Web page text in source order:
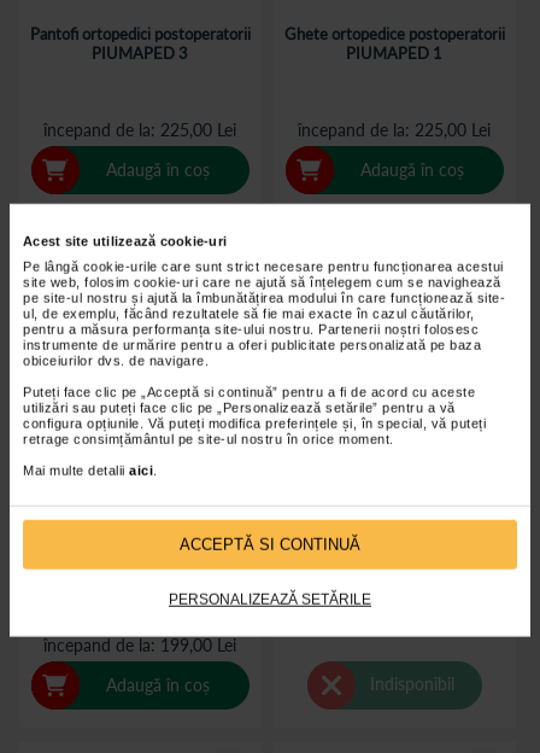
Acest site utilizează cookie-uri
Pe lângă cookie-urile care sunt strict necesare pentru funcționarea acestui
site web, folosim cookie-uri care ne ajută să înțelegem cum se navighează
pe site-ul nostru și ajută la îmbunătățirea modului în care funcționează site-
ul, de exemplu, făcând rezultatele să fie mai exacte în cazul căutărilor,
pentru a măsura performanța site-ului nostru. Partenerii noștri folosesc
instrumente de urmărire pentru a oferi publicitate personalizată pe baza
obiceiurilor dvs. de navigare.
Puteți face clic pe „Acceptă si continuă” pentru a fi de acord cu aceste
utilizări sau puteți face clic pe „Personalizează setările” pentru a vă
configura opțiunile. Vă puteți modifica preferințele și, în special, vă puteți
retrage consimțământul pe site-ul nostru în orice moment.
Mai multe detalii aici
ACCEPTĂ SI CONTINUĂ
PERSONALIZEAZĂ SETĂRILE
Pantofi ortopedici postoperatorii
PIUMAPED 3
începand de la 225,00 Lei
Adaugă în coș
Ghete ortopedice postoperatorii
PIUMAPED 1
începand de la 225,00 Lei
Adaugă în coș
Sandale ortopedice maro barbati
Fly Flot 269
începand de la 199,00 Lei
Adaugă în coș
Papuci dama FlyFlot microfibra,
FF0120
Indisponibil